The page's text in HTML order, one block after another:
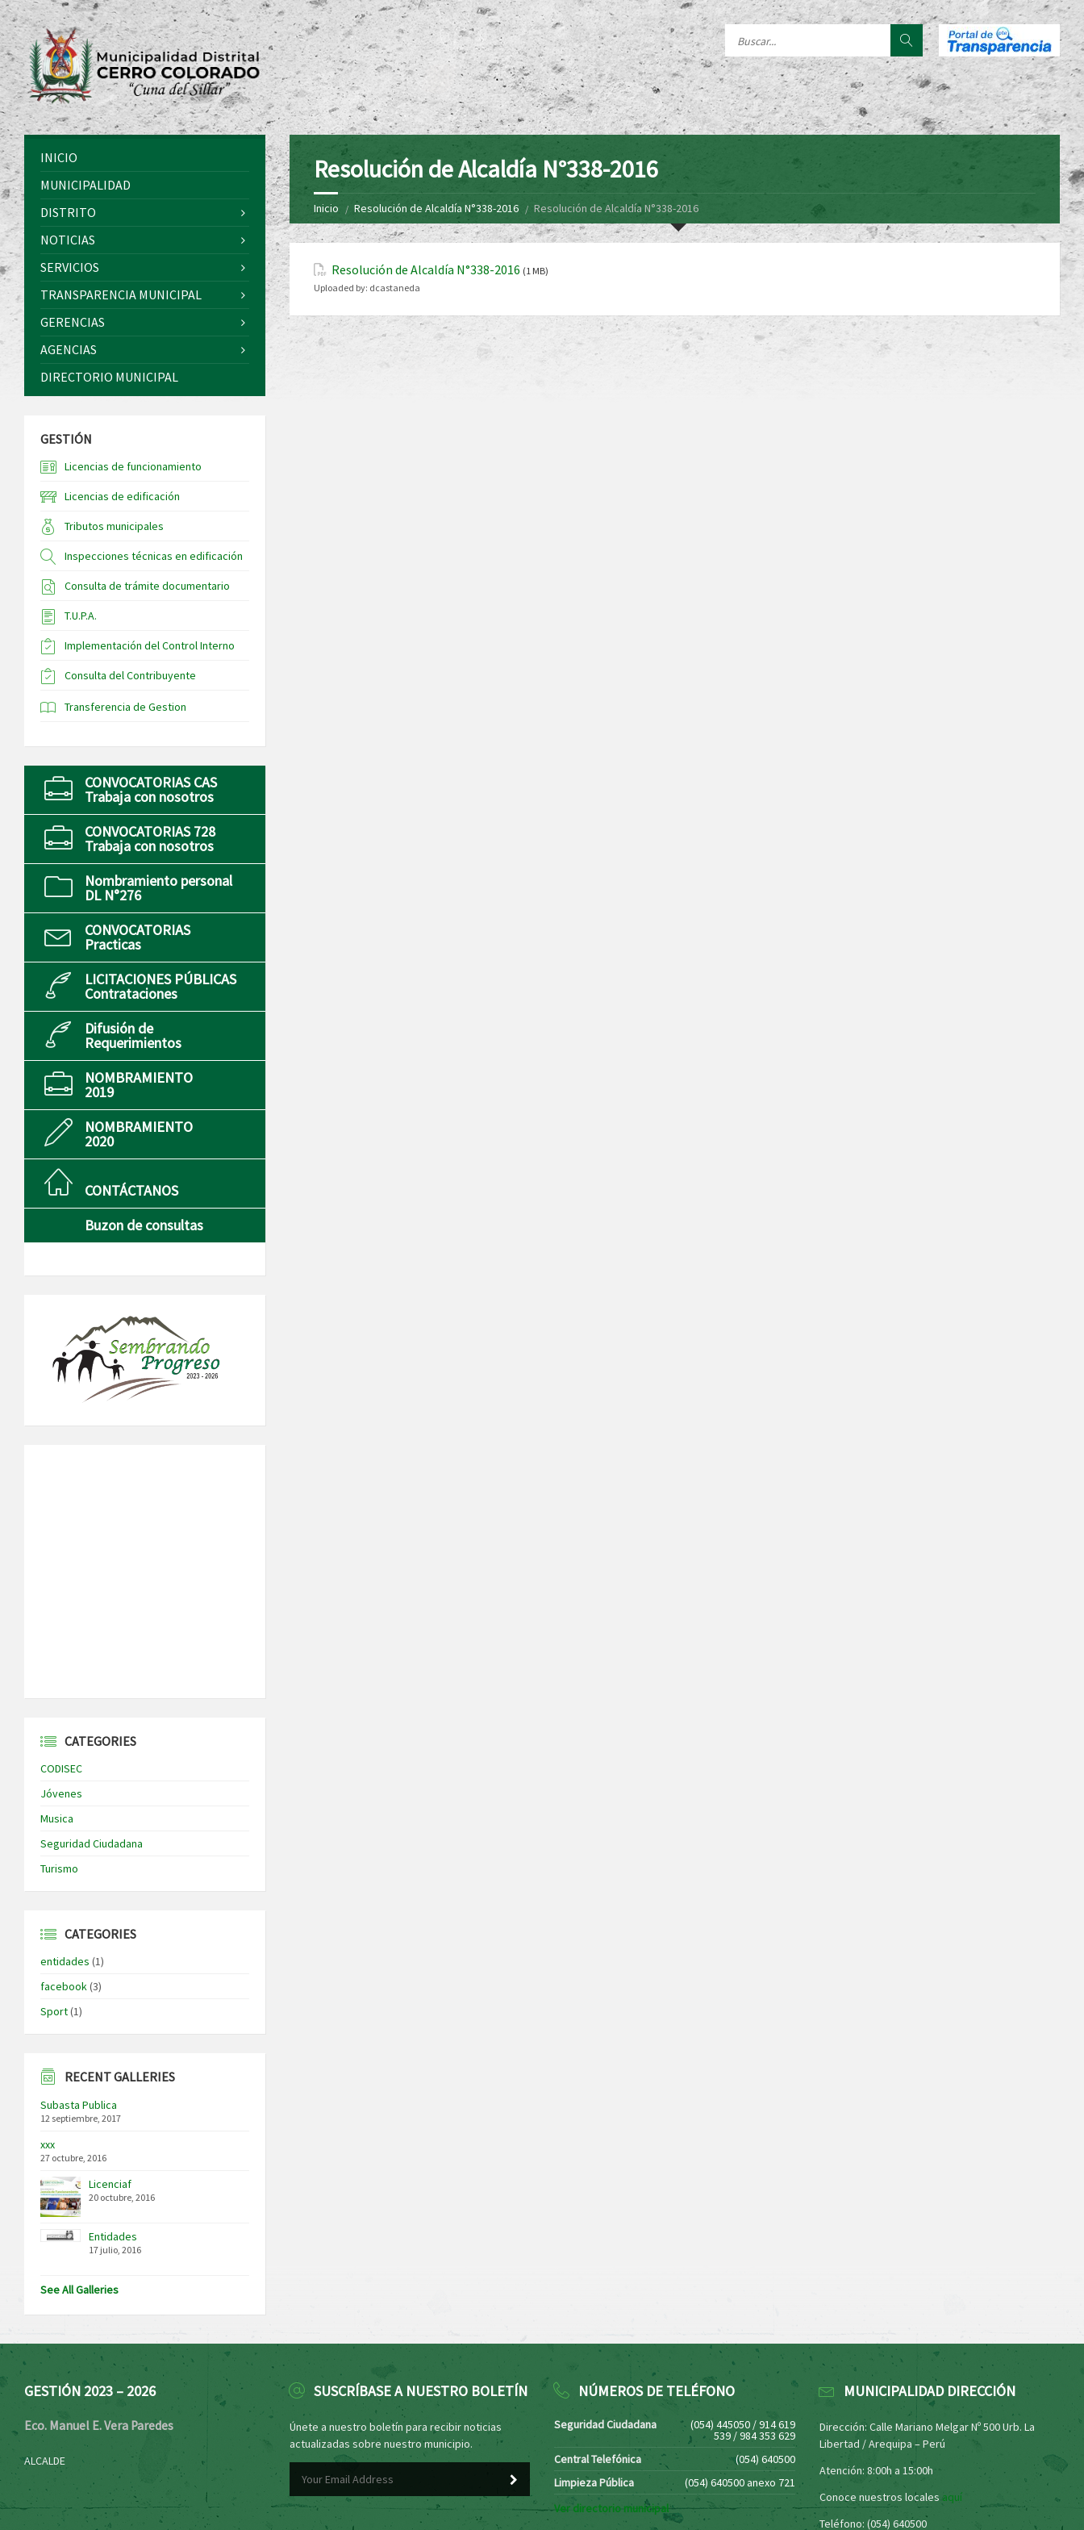
Resolución de Alcaldía N°338-2016
Inicio Resolución de Alcaldía N°338-2016 Resolución de Alcaldía N°338-2016
Resolución de Alcaldía N°338-2016 (1 MB)
Uploaded by: dcastaneda
INICIO
MUNICIPALIDAD
DISTRITO
NOTICIAS
SERVICIOS
TRANSPARENCIA MUNICIPAL
GERENCIAS
AGENCIAS
DIRECTORIO MUNICIPAL
GESTIÓN
Licencias de funcionamiento
Licencias de edificación
Tributos municipales
Inspecciones técnicas en edificación
Consulta de trámite documentario
T.U.P.A.
Implementación del Control Interno
Consulta del Contribuyente
Transferencia de Gestion
CONVOCATORIAS CAS
Trabaja con nosotros
CONVOCATORIAS 728
Trabaja con nosotros
Nombramiento personal
DL N°276
CONVOCATORIAS
Practicas
LICITACIONES PÚBLICAS
Contrataciones
Difusión de
Requerimientos
NOMBRAMIENTO
2019
NOMBRAMIENTO
2020
CONTÁCTANOS
Buzon de consultas
CATEGORIES
CODISEC
Jóvenes
Musica
Seguridad Ciudadana
Turismo
CATEGORIES
entidades (1)
facebook(3)
Sport(1)
RECENT GALLERIES
Subasta Publica
12 septiembre, 2017
xxx
27 octubre, 2016
Licenciaf
20 octubre, 2016
Entidades
17 julio, 2016
See All Galleries
GESTIÓN 2023 – 2026
Eco. Manuel E. Vera Paredes
ALCALDE
SUSCRÍBASE A NUESTRO BOLETÍN
Únete a nuestro boletín para recibir noticias
actualizadas sobre nuestro municipio.
NÚMEROS DE TELÉFONO
Seguridad Ciudadana (054) 445050 / 914 619
539 / 984 353 629
Central Telefónica
(054) 640500
Limpieza Pública
(054) 640500 anexo 721
Ver directorio municipal
MUNICIPALIDAD DIRECCIÓN
Dirección: Calle Mariano Melgar Nº 500 Urb. La
Libertad / Arequipa – Perú
Atención: 8:00h a 15:00h
Conoce nuestros locales aquí
Teléfono: (054) 640500